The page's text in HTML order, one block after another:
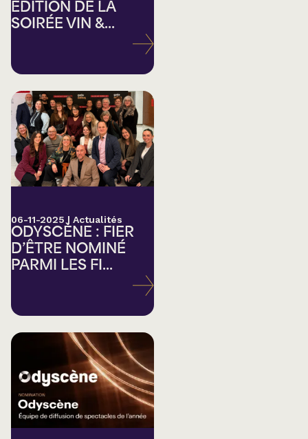
ÉDITION DE LA
SOIRÉE VIN &...
06-11-2025 | Actualités
ODYSCÈNE : FIER
D’ÊTRE NOMINÉ
PARMI LES FI...